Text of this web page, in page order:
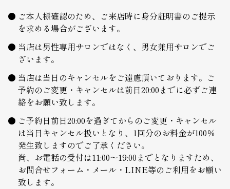
ご本人様確認のため、ご来店時に身分証明書のご提示
を求める場合がございます。
当店は男性専用サロンではなく、男女兼用サロンでご
ざいます。
当店は当日のキャンセルをご遠慮頂いております。ご
予約のご変更・キャンセルは前日20:00までに必ずご連
絡をお願い致します。
ご予約日前日20:00を過ぎてからのご変更・キャンセル
は当日キャンセル扱いとなり、1回分のお料金が100％
発生致しますのでご了承ください。
尚、お電話の受付は11:00～19:00までとなりますため、
お問合せフォーム・メール・LINE等のご利用をお願い
致します。